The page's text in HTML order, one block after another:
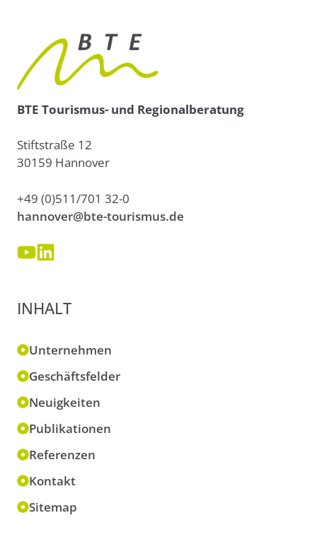
BTE Tourismus- und Regionalberatung
Stiftstraße 12
30159 Hannover
+49 (0)511/701 32-0
hannover@bte-tourismus.de
INHALT
Unternehmen
Geschäftsfelder
Neuigkeiten
Publikationen
Referenzen
Kontakt
Sitemap